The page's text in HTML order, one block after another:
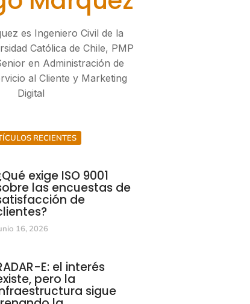
es Ingeniero Civil de la
Católica de Chile, PMP
en Administración de
al Cliente y Marketing
Digital
RECIENTES
exige ISO 9001
las encuestas de
de
16, 2026
E: el interés
pero la
sigue